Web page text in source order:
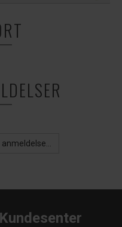
Kundesenter